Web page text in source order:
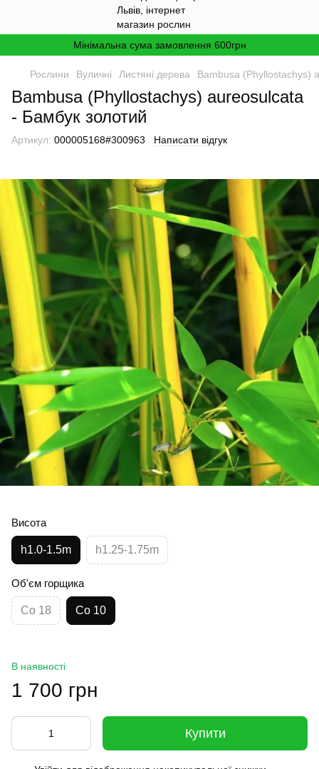
Мінімальна сума замовлення 600грн
Рослини Вуличні Листяні дерева Bambusa (Phyllostachys)
Bambusa (Phyllostachys) aureosulcata
- Бамбук золотий
Артикул: 000005168#300963 Написати відгук
Висота
h1.0-1.5m h1.25-1.75m
Об'єм горщика
Co 18 Co 10
В наявності
1 700 грн
Купити